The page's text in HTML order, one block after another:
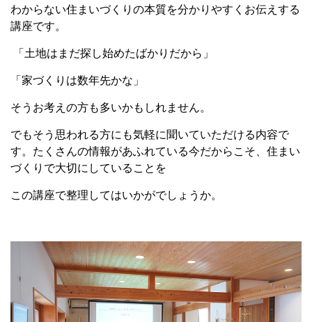
わからない住まいづくりの本質を分かりやすくお伝えする
講座です。
「土地はまだ探し始めたばかりだから」
「家づくりは数年先かな」
そうお考えの方も多いかもしれません。
でもそう思われる方にも気軽に聞いていただける内容で
す。たくさんの情報があふれている今だからこそ、住まい
づくりで大切にしていることを
この講座で整理してはいかがでしょうか。